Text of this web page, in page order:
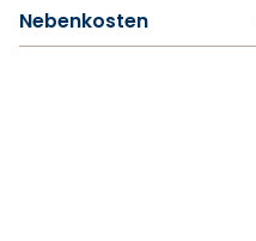
Nebenkosten